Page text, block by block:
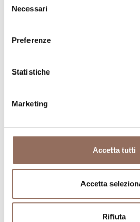
delNecessari
Preferenze
Statistiche
Marketing
Accetta tutti
Accetta
Rifiuta
Pianifica dove dormire, dove
visitare in ogni angolo di Langhe
Dove dormire